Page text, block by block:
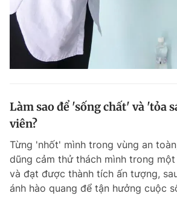
Làm sao để 'sống chất' và 'tỏa
viên?
Từng 'nhốt' mình trong vùng an
dũng cảm thử thách mình trong
và đạt được thành tích ấn tượng,
ánh hào quang để tận hưởng cuộc